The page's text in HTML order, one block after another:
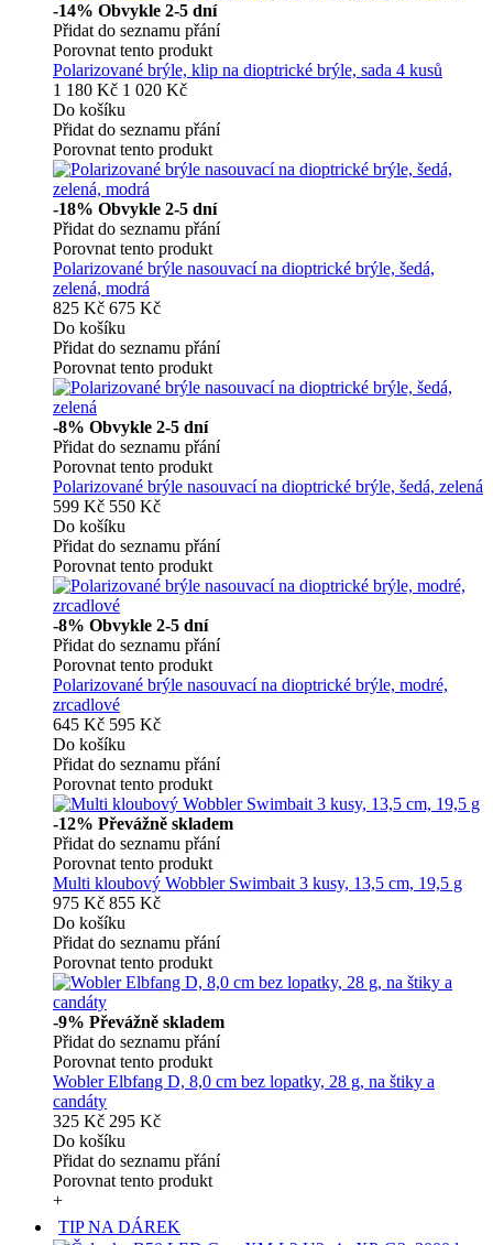
-14% Obvykle 2-5 dní
Přidat do seznamu přání
Porovnat tento produkt
Polarizované brýle, klip na dioptrické brýle, sada 4 kusů
1 180 Kč 1 020 Kč
Do košíku
Přidat do seznamu přání
Porovnat tento produkt
-18% Obvykle 2-5 dní
Přidat do seznamu přání
Porovnat tento produkt
Polarizované brýle nasouvací na dioptrické brýle, šedá,
zelená, modrá
825 Kč 675 Kč
Do košíku
Přidat do seznamu přání
Porovnat tento produkt
-8% Obvykle 2-5 dní
Přidat do seznamu přání
Porovnat tento produkt
Polarizované brýle nasouvací na dioptrické brýle, šedá, zelená
599 Kč 550 Kč
Do košíku
Přidat do seznamu přání
Porovnat tento produkt
-8% Obvykle 2-5 dní
Přidat do seznamu přání
Porovnat tento produkt
Polarizované brýle nasouvací na dioptrické brýle, modré,
zrcadlové
645 Kč 595 Kč
Do košíku
Přidat do seznamu přání
Porovnat tento produkt
-12% Převážně skladem
Přidat do seznamu přání
Porovnat tento produkt
Multi kloubový Wobbler Swimbait 3 kusy, 13,5 cm, 19,5 g
975 Kč 855 Kč
Do košíku
Přidat do seznamu přání
Porovnat tento produkt
-9% Převážně skladem
Přidat do seznamu přání
Porovnat tento produkt
Wobler Elbfang D, 8,0 cm bez lopatky, 28 g, na štiky a
candáty
325 Kč 295 Kč
Do košíku
Přidat do seznamu přání
Porovnat tento produkt
+
TIP NA DÁREK